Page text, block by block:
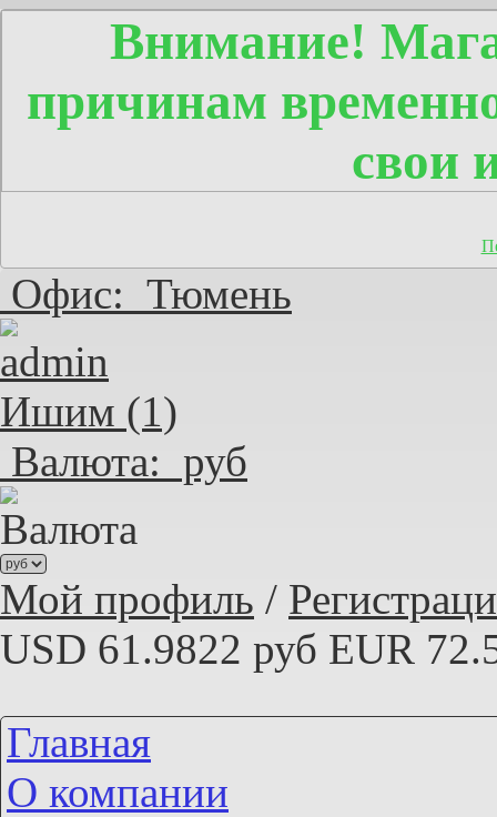
Внимание!
причинам
свои
Офис: Тюмень
Ишим (1)
Валюта: руб
Валюта
Мой профиль /
USD 61.9822 руб EUR
Главная
О компании